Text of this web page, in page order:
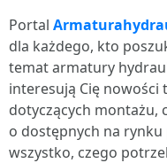
Portal
dla każdego, kto
temat armatury
interesują Cię nowości
dotyczących montażu,
o dostępnych na
wszystko, czego